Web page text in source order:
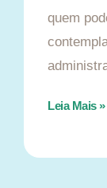
quem
Leia Mais »